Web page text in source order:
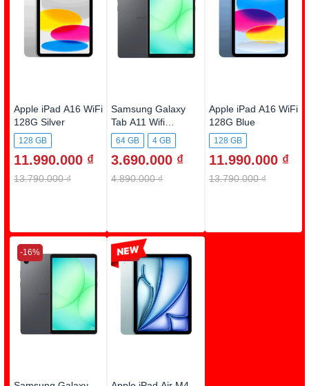
Apple iPad A16 WiFi
128G Silver
128 GB
11.990.000 ₫
13.790.000 ₫
Samsung Galaxy
Tab A11 Wifi
(4GB+64G) X133N
Xám
64 GB 4 GB
3.690.000 ₫
4.890.000 ₫
Apple iPad A16 WiFi
128G Blue
128 GB
11.990.000 ₫
13.790.000 ₫
-16% -13%